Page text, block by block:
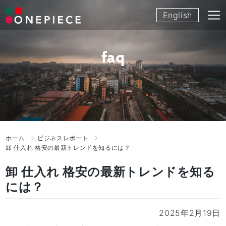
Skip
to
English
faq
ホーム
ビジネスレポート
卸 仕入れ 格安の最新トレンドを知るには？
卸 仕入れ 格安の最新トレンドを知る
には？
2025年2月19日